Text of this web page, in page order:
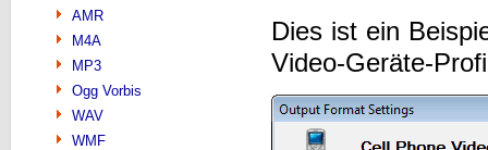
AMR
M4A
MP3
Ogg Vorbis
WAV
WMF
Dies ist ein
Video-Geräte-